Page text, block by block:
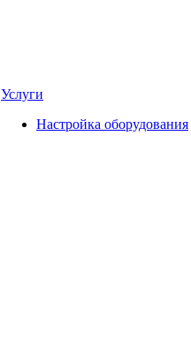
Услуги
Настройка оборудования